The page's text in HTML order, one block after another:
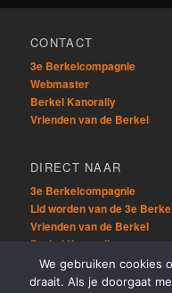
CONTACT
3e Berkelcompagnie
Webmaster
Berkel Kanorally
Vrienden van de Berkel
DIRECT NAAR
3e Berkelcompagnie
Lid worden van de 3e
Vrienden van de Berkel
Berkel Kanorally
We gebruiken cookies
draait. Als je doorgaat